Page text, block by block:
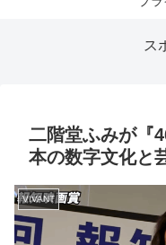
ス
二階堂ふみが『
本の数字文化と
VIVANT